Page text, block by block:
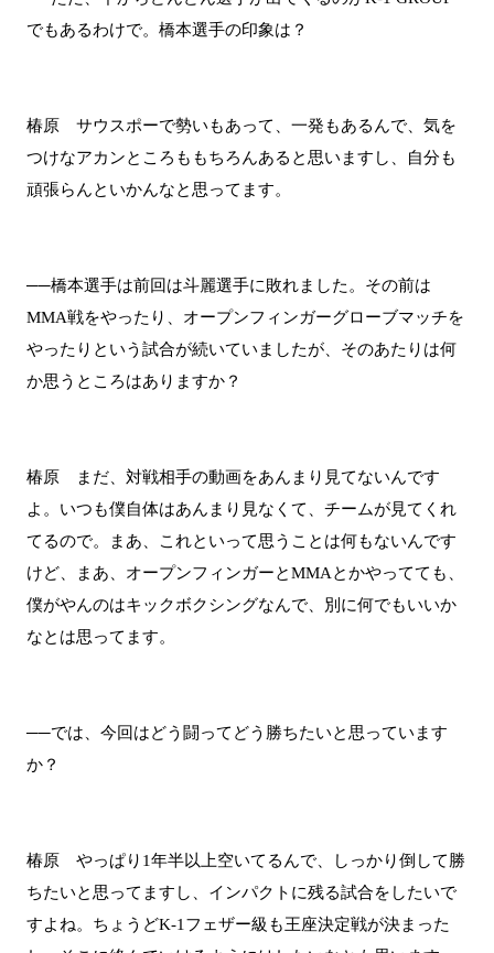
でもあるわけで。橋本選手の印象は？
椿原 サウスポーで勢いもあって、一発もあるんで、気を
つけなアカンところももちろんあると思いますし、自分も
頑張らんといかんなと思ってます。
──橋本選手は前回は斗麗選手に敗れました。その前は
MMA戦をやったり、オープンフィンガーグローブマッチを
やったりという試合が続いていましたが、そのあたりは何
か思うところはありますか？
椿原 まだ、対戦相手の動画をあんまり見てないんです
よ。いつも僕自体はあんまり見なくて、チームが見てくれ
てるので。まあ、これといって思うことは何もないんです
けど、まあ、オープンフィンガーとMMAとかやってても、
僕がやんのはキックボクシングなんで、別に何でもいいか
なとは思ってます。
──では、今回はどう闘ってどう勝ちたいと思っています
か？
椿原 やっぱり1年半以上空いてるんで、しっかり倒して勝
ちたいと思ってますし、インパクトに残る試合をしたいで
すよね。ちょうどK-1フェザー級も王座決定戦が決まった